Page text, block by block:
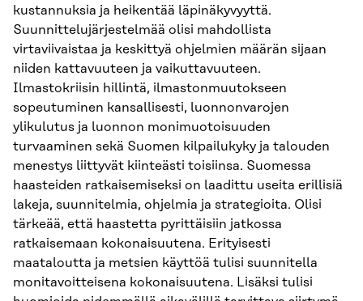
kustannuksia ja heikentää läpinäkyvyyttä.
Suunnittelujärjestelmää olisi mahdollista
virtaviivaistaa ja keskittyä ohjelmien määrän sijaan
niiden kattavuuteen ja vaikuttavuuteen.
Ilmastokriisin hillintä, ilmastonmuutokseen
sopeutuminen kansallisesti, luonnonvarojen
ylikulutus ja luonnon monimuotoisuuden
turvaaminen sekä Suomen kilpailukyky ja talouden
menestys liittyvät kiinteästi toisiinsa. Suomessa
haasteiden ratkaisemiseksi on laadittu useita erillisiä
lakeja, suunnitelmia, ohjelmia ja strategioita. Olisi
tärkeää, että haastetta pyrittäisiin jatkossa
ratkaisemaan kokonaisuutena. Erityisesti
maataloutta ja metsien käyttöä tulisi suunnitella
monitavoitteisena kokonaisuutena. Lisäksi tulisi